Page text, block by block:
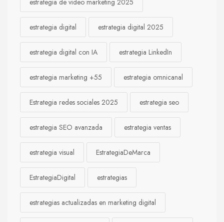
estrategia de video marketing 2025
estrategia digital estrategia digital 2025
estrategia digital con IA estrategia LinkedIn
estrategia marketing +55 estrategia omnicanal
Estrategia redes sociales 2025 estrategia seo
estrategia SEO avanzada estrategia ventas
estrategia visual EstrategiaDeMarca
EstrategiaDigital estrategias
estrategias actualizadas en marketing digital